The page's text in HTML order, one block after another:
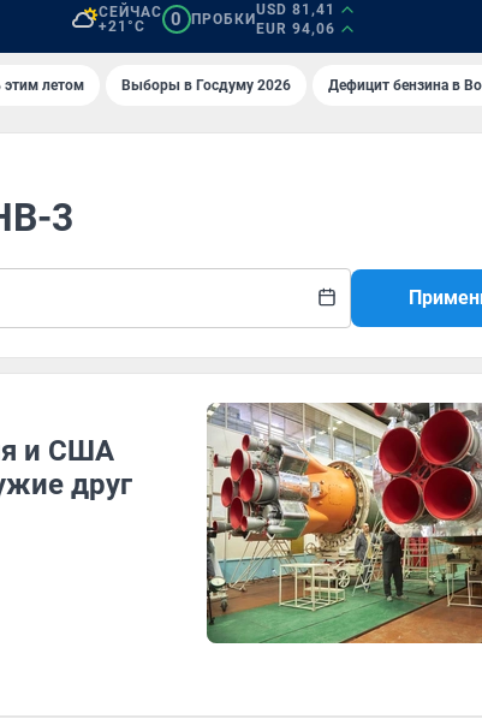
СЕЙЧАС
+21°C
0 ПРОБКИ
USD 81,41
EUR 94,06
этим летом Выборы в Госдуму 2026 Дефицит бензина в
3
и США
друг